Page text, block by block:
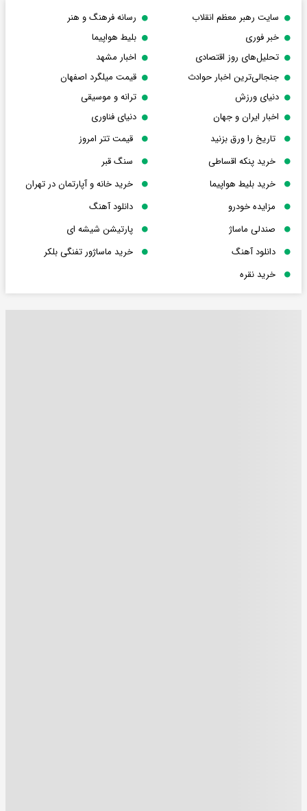
سایت رهبر معظم انقلاب
رسانه فرهنگ و هنر
خبر فوری
بلیط هواپیما
تحلیل‌های روز اقتصادی
اخبار مشهد
جنجالی‌ترین اخبار حوادث
قیمت میلگرد اصفهان
دنیای ورزش
ترانه و موسیقی
اخبار ایران و جهان
دنیای فناوری
تاریخ را ورق بزنید
قیمت تتر امروز
خرید پنکه اقساطی
سنگ قبر
خرید بلیط هواپیما
خرید خانه و آپارتمان در تهران
مزایده خودرو
دانلود آهنگ
صندلی ماساژ
پارتیشن شیشه ای
دانلود آهنگ
خرید ماساژور تفنگی بلکر
خرید نقره